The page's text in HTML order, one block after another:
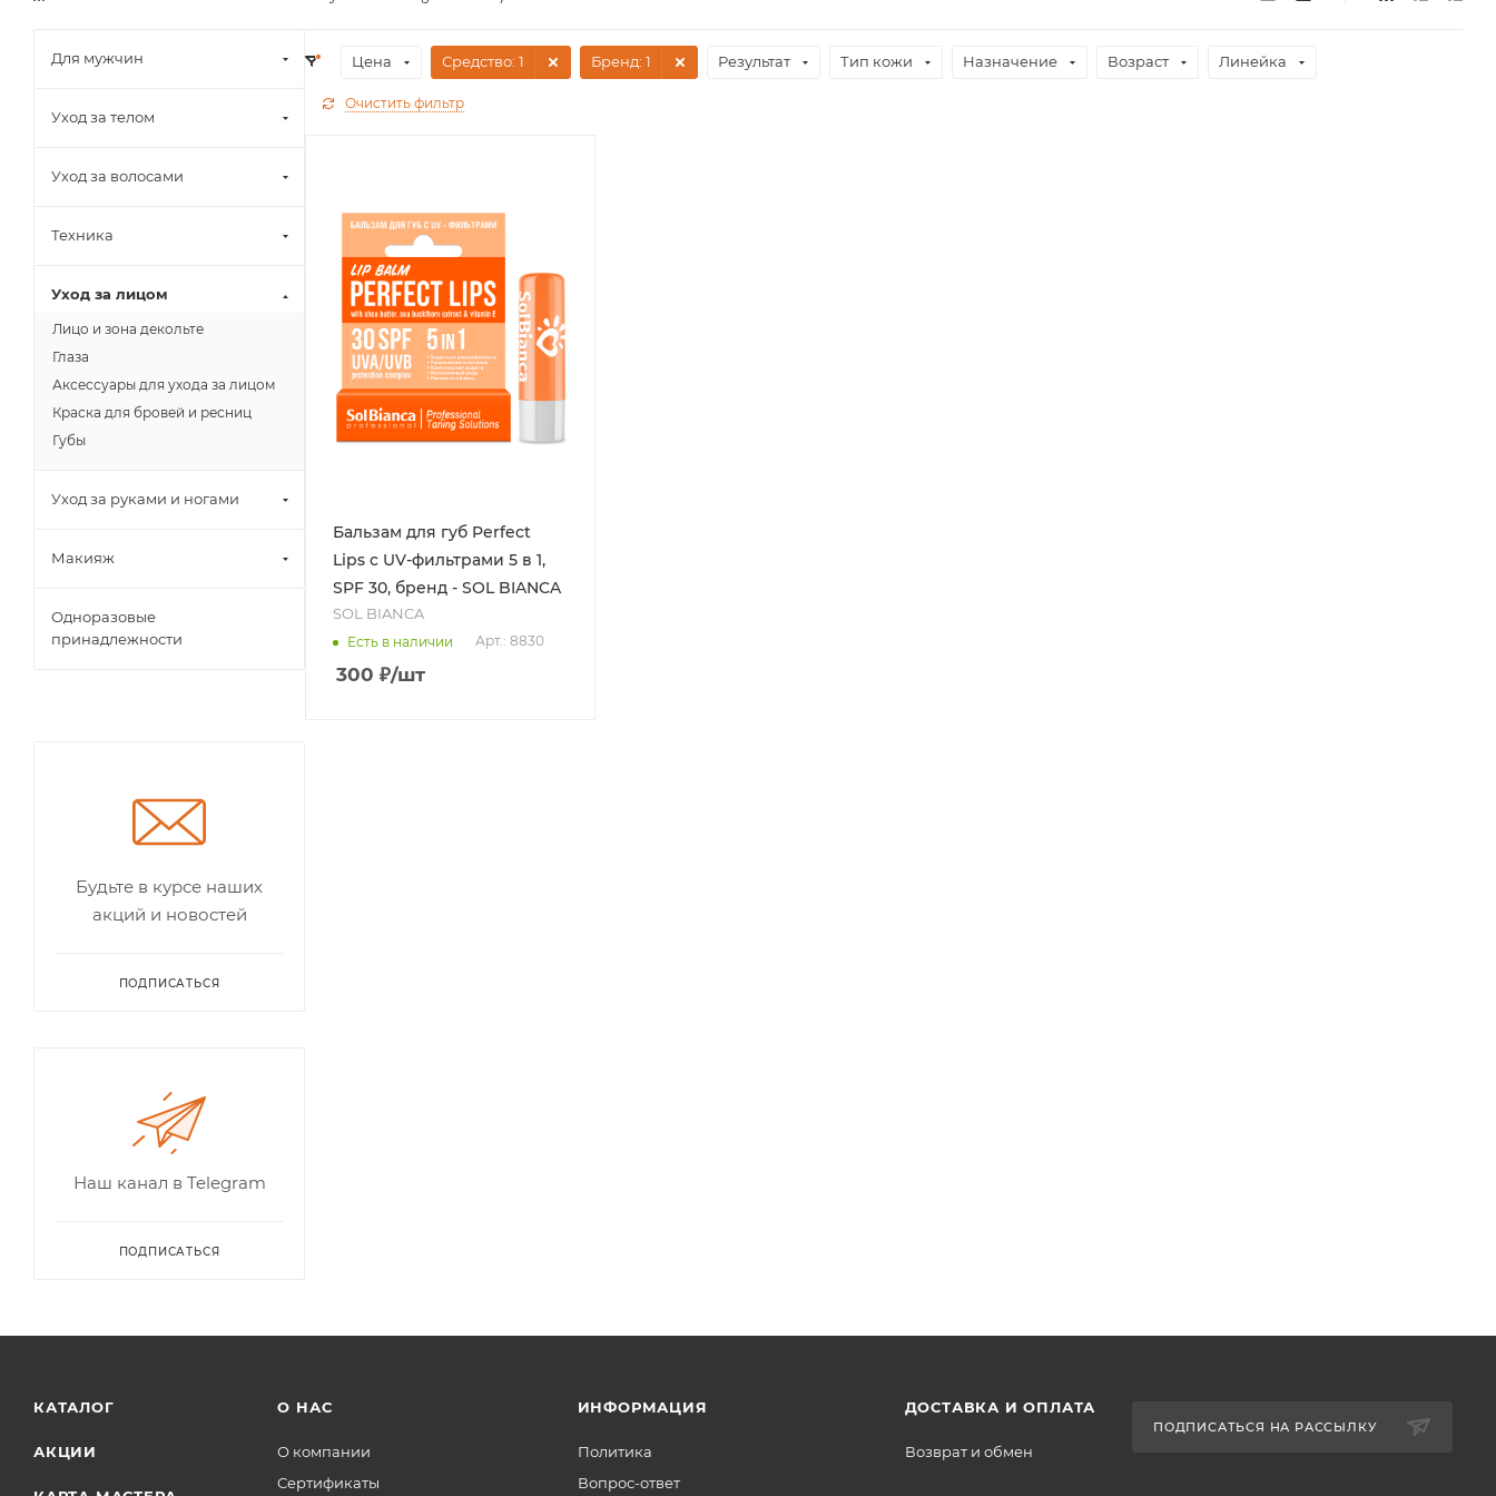
Цена Средство: 1 Бренд: 1 Результат Тип кожи Назначение Возраст Линейка
Очистить фильтр
Бальзам для губ Perfect
Lips с UV-фильтрами 5 в 1,
SPF 30, бренд - SOL BIANCA
SOL BIANCA
Есть в наличии Арт.: 8830
300 ₽/шт
Для мужчин
Уход за телом
Уход за волосами
Техника
Уход за лицом
Лицо и зона декольте
Глаза
Аксессуары для ухода за лицом
Краска для бровей и ресниц
Губы
Уход за руками и ногами
Макияж
Одноразовые
принадлежности
Будьте в курсе наших
акций и новостей
ПОДПИСАТЬСЯ
Наш канал в Telegram
ПОДПИСАТЬСЯ
КАТАЛОГ
АКЦИИ
О НАС
О компании
Сертификаты
ИНФОРМАЦИЯ
Политика
Вопрос-ответ
ДОСТАВКА И ОПЛАТА
Возврат и обмен
ПОДПИСАТЬСЯ НА РАССЫЛКУ